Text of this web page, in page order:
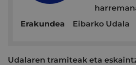
Erakundea
Eibarko Udala
Udalaren tramiteak eta